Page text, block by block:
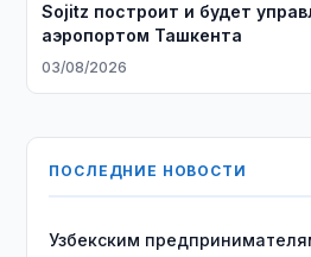
Sojitz построит и будет
аэропортом Ташкента
03/08/2026
ПОСЛЕДНИЕ НОВОСТИ
Узбекским